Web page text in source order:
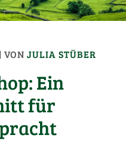
| VONJULIA STÜBER
Ein
für